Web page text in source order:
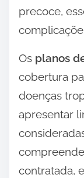
precoce,
Os planos
cobertura
doenças
apresentar
contratada,